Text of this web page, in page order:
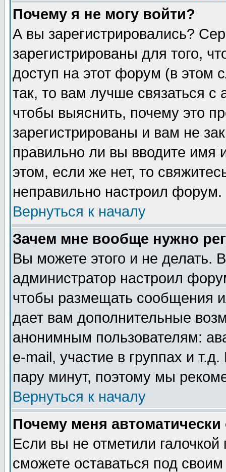
Почему я не могу войти?
А вы зарегистрировались?
зарегистрированы для того,
доступ на этот форум (в этом
так, то вам лучше связаться
чтобы выяснить, почему это
зарегистрированы и вам не
правильно ли вы вводите
этом, если же нет, то
неправильно настроил форум.
Вернуться к началу
Зачем мне вообще нужно
Вы можете этого и не делать.
администратор настроил
чтобы размещать сообщения
дает вам дополнительные
анонимным пользователям:
e-mail, участие в группах и
пару минут, поэтому мы
Вернуться к началу
Почему меня автоматически
Если вы не отметили галочкой
сможете оставаться под